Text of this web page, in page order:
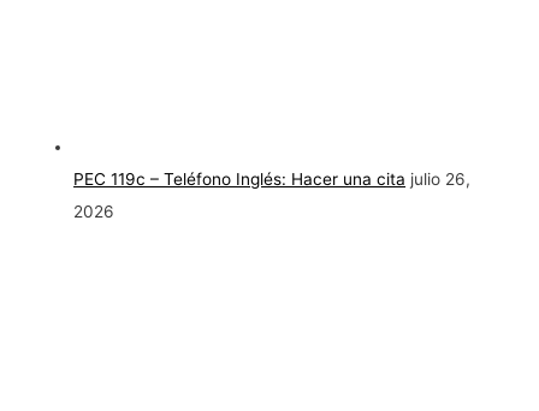
PEC 119c – Teléfono Inglés: Hacer una cita julio 26,
2026